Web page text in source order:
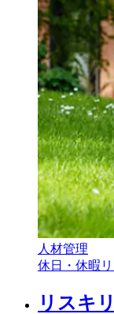
人材管理
休日・休暇
リスキ